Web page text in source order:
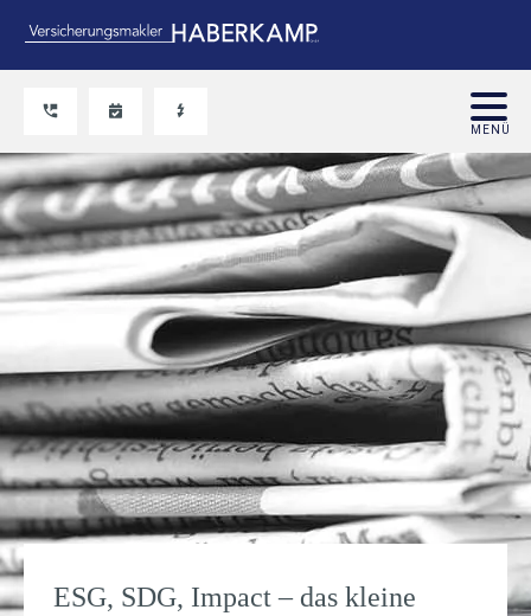
ESG, SDG, Impact – das kleine